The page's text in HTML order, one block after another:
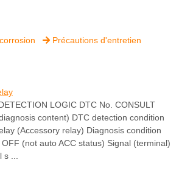
 Précautions d'entretien
LOGIC DTC No. CONSULT
content) DTC detection condition
(Accessory relay) Diagnosis condition
(not auto ACC status) Signal (terminal)
...